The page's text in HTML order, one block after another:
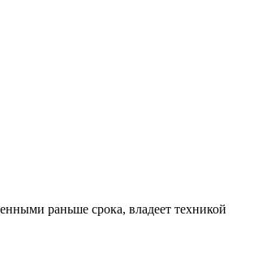
раньше срока, владеет техникой